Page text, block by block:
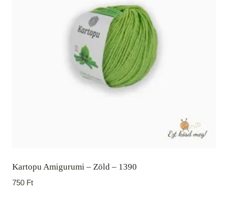
Kartopu Amigurumi – Zöld – 1390
750 Ft